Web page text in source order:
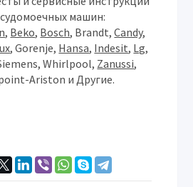
машин:
, Beko, Bosch, Brandt,Candy,
, Gorenje, Hansa, Indesit, Lg,
Whirlpool, Zanussi,
Ariston и Другие.